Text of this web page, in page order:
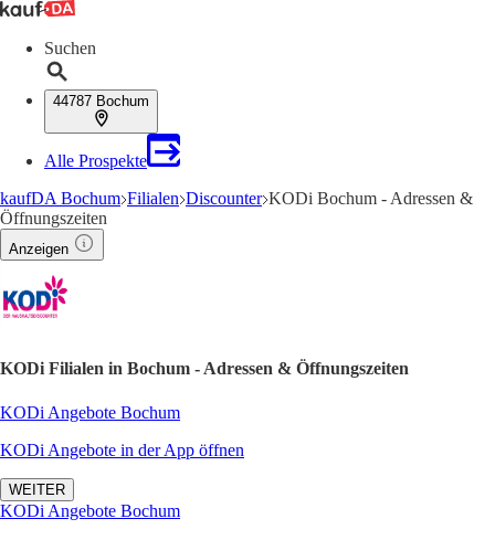
Suchen
44787 Bochum
Alle Prospekte
kaufDA Bochum Filialen Discounter KODi Bochum - Adressen &
Öffnungszeiten
Anzeigen
KODi Filialen in Bochum - Adressen & Öffnungszeiten
KODi Angebote Bochum
KODi Angebote in der App öffnen
WEITER
KODi Angebote Bochum